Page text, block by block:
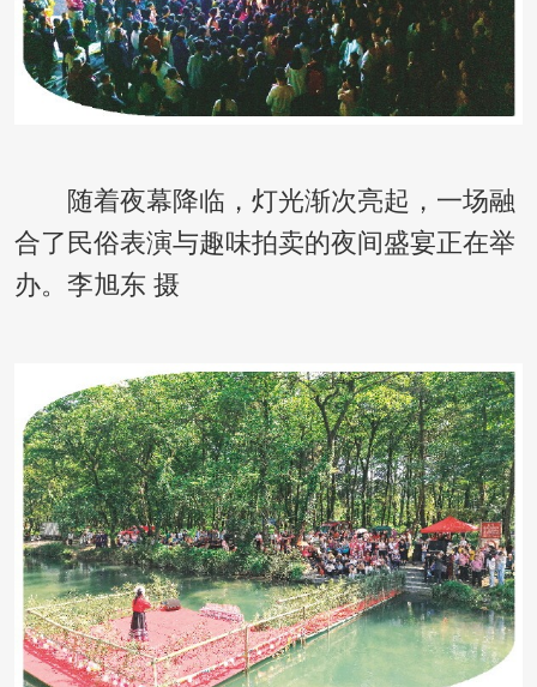
随着夜幕降临，灯光渐次亮起，一场融
合了民俗表演与趣味拍卖的夜间盛宴正在举
办。李旭东 摄